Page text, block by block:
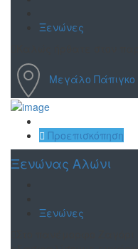
Ξενώνες
Μεγάλο Πάπιγκο
Προεπισκόπηση
Ξενώνας Αλώνι
Ξενώνες